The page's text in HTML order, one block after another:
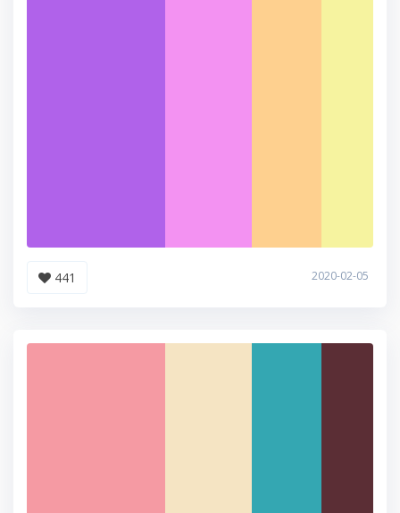
441 2020-02-05